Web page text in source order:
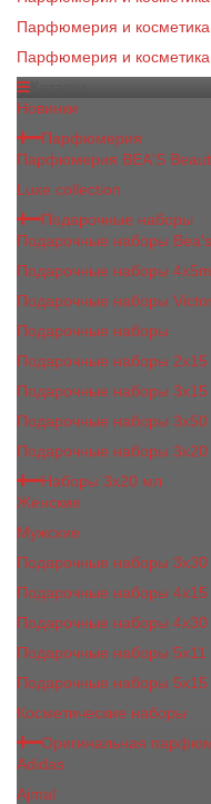
Парфюмерия и косметика
Парфюмерия и косметика
Новинки
Парфюмерия
Парфюмерия BEA'S
Luxe collection
Подарочные наборы
Подарочные наборы Bea's
Подарочные наборы
Подарочные наборы
Подарочные наборы
Подарочные наборы
Подарочные наборы
Подарочные наборы
Подарочные наборы
Наборы 3х20 мл
Женские
Мужские
Подарочные наборы
Подарочные наборы
Подарочные наборы
Подарочные наборы 5x11
Подарочные наборы
Косметические наборы
Оригинальная
Adidas
Ajmal